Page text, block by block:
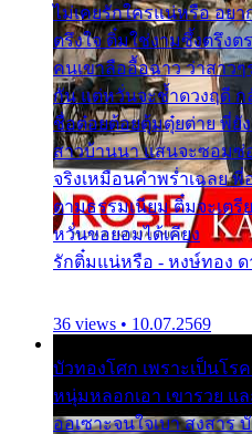
ไม่เคยรักใครแน่หรือ อย
ตรึงใจ ติ๋มใช่งามซึ้งตรึง
คนเขาลืออื้อฉาว ว่าสาว
กัน แต่หวั่นจะช้ำดวงฤดี
ชื่อต๋อยต้อยตุ้มตุ๋ยต่าย พี่ยั
สาวบ้านนา แสนจะซอมซ่
จริงเหมือนคำพร่ำเฉลย
ตามธรรมเนียม ติ๋มจะเต
หวั่นขอยอมได้เคียง
รักติ๋มแน่หรือ - หงษ์ทอง ด
36 views • 10.07.2569
บัวทองโศก เพราะเป็นโ
หนุ่มหลอกเอา เขารวย แ
ออเซาะจนใจเบา สงสาร